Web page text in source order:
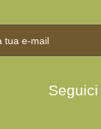
Seguici